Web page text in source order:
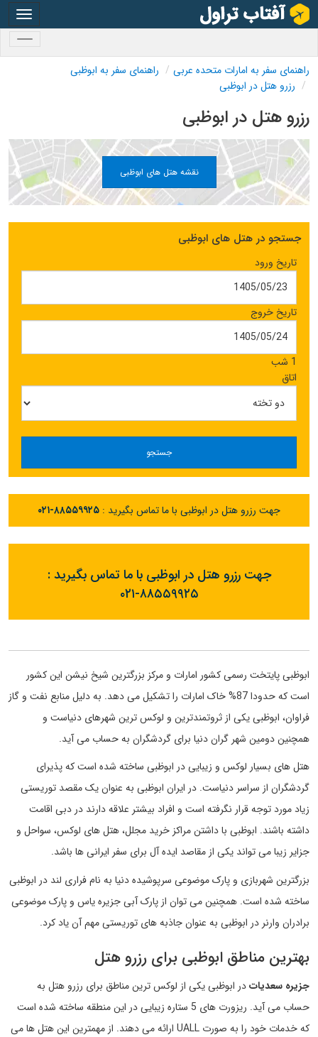
راهنمای سفر به امارات متحده عربی
راهنمای سفر به ابوظبی
رزرو هتل در ابوظبی
رزرو هتل در ابوظبی
نقشه هتل های ابوظبی
جستجو در هتل های ابوظبی
تاریخ ورود
تاریخ خروج
1 شب
اتاق
جستجو
جهت رزرو هتل در ابوظبی با ما تماس بگیرید : ۰۲۱-۸۸۵۵۹۹۲۵
جهت رزرو هتل در ابوظبی با ما تماس بگیرید :
۰۲۱-۸۸۵۵۹۹۲۵
ابوظبی پایتخت رسمی کشور امارات و مرکز بزرگترین شیخ نیشن این کشور
است که حدودا 87% خاک امارات را تشکیل می دهد. به دلیل منابع نفت و گاز
فراوان، ابوظبی یکی از ثروتمندترین و لوکس ترین شهرهای دنیاست و
همچنین دومین شهر گران دنیا برای گردشگران به حساب می آید.
هتل های بسیار لوکس و زیبایی در ابوظبی ساخته شده است که پذیرای
گردشگران از سراسر دنیاست. در ایران ابوظبی به عنوان یک مقصد توریستی
زیاد مورد توجه قرار نگرفته است و افراد بیشتر علاقه دارند در دبی اقامت
داشته باشند. ابوظبی با داشتن مراکز خرید مجلل، هتل های لوکس، سواحل و
جزایر زیبا می تواند یکی از مقاصد ایده آل برای سفر ایرانی ها باشد.
بزرگترین شهربازی و پارک موضوعی سرپوشیده دنیا به نام فراری لند در ابوظبی
ساخته شده است. همچنین می توان از پارک آبی جزیره یاس و پارک موضوعی
برادران وارنر در ابوظبی به عنوان جاذبه های توریستی مهم آن یاد کرد.
بهترین مناطق ابوظبی برای رزرو هتل
جزیره سعدیاتدر ابوظبی یکی از لوکس ترین مناطق برای رزرو هتل به
حساب می آید. ریزورت های 5 ستاره زیبایی در این منطقه ساخته شده است
که خدمات خود را به صورت UALL ارائه می دهند. از مهمترین این هتل ها می